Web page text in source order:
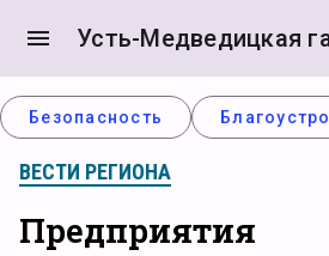
menu Усть-Медведицкая
Безопасность
ВЕСТИ РЕГИОНА
Предприятия